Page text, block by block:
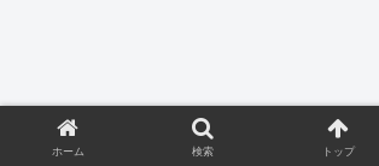
ホーム 検索 トップ